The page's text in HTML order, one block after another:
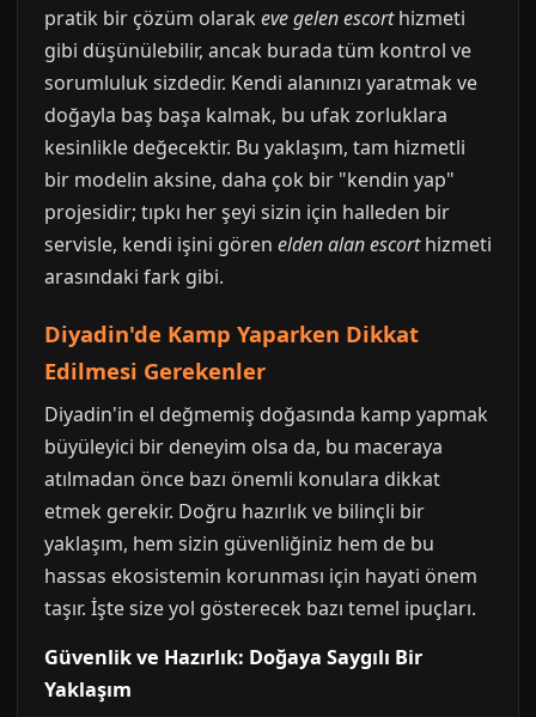
pratik bir çözüm olarak eve gelen escorthizmeti
gibi düşünülebilir, ancak burada tüm kontrol ve
sorumluluk sizdedir. Kendi alanınızı yaratmak ve
doğayla baş başa kalmak, bu ufak zorluklara
kesinlikle değecektir. Bu yaklaşım, tam hizmetli
bir modelin aksine, daha çok bir "kendin yap"
projesidir; tıpkı her şeyi sizin için halleden bir
servisle, kendi işini gören elden alan escorthizmeti
arasındaki fark gibi.
Diyadin'de Kamp Yaparken Dikkat
Edilmesi Gerekenler
Diyadin'in el değmemiş doğasında kamp yapmak
büyüleyici bir deneyim olsa da, bu maceraya
atılmadan önce bazı önemli konulara dikkat
etmek gerekir. Doğru hazırlık ve bilinçli bir
yaklaşım, hem sizin güvenliğiniz hem de bu
hassas ekosistemin korunması için hayati önem
taşır. İşte size yol gösterecek bazı temel ipuçları.
Güvenlik ve Hazırlık: Doğaya Saygılı Bir
Yaklaşım